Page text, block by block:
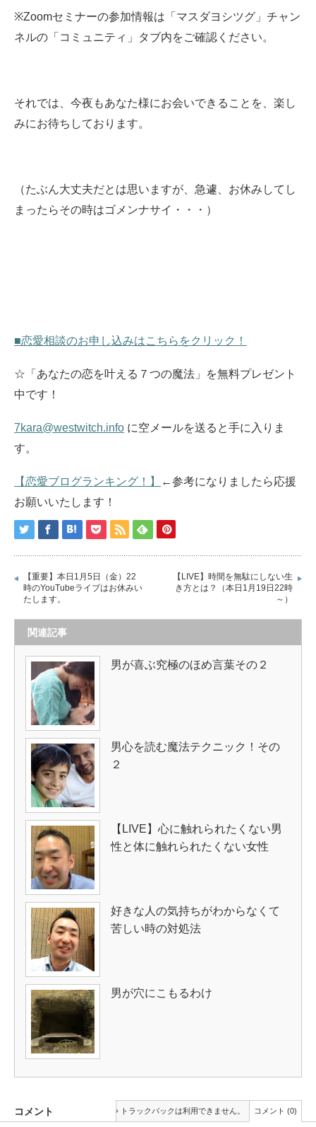
※Zoomセミナーの参加情報は「マスダヨシツグ」チャン
ネルの「コミュニティ」タブ内をご確認ください。
それでは、今夜もあなた様にお会いできることを、楽し
みにお待ちしております。
（たぶん大丈夫だとは思いますが、急遽、お休みしてし
まったらその時はゴメンナサイ・・・）
■恋愛相談のお申し込みはこちらをクリック！
☆「あなたの恋を叶える７つの魔法」を無料プレゼント
中です！
7kara@westwitch.info に空メールを送ると手に入りま
す。
【恋愛ブログランキング！】
←参考になりましたら応援
お願いいたします！
【重要】本日1月5日（金）22
時のYouTubeライブはお休みい
たします。
【LIVE】時間を無駄にしない生
き方とは？（本日1月19日22時
～）
関連記事
男が喜ぶ究極のほめ言葉その２
男心を読む魔法テクニック！その
２
【LIVE】心に触れられたくない男
性と体に触れられたくない女性
好きな人の気持ちがわからなくて
苦しい時の対処法
男が穴にこもるわけ
コメント トラックバックは利用できません。 コメント (0)